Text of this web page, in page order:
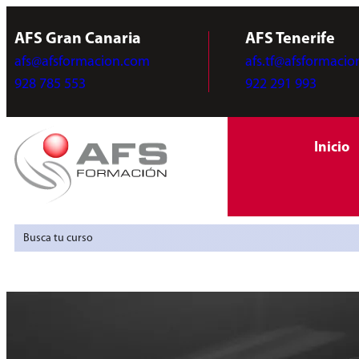
AFS Gran Canaria
afs@afsformacion.com
928 785 553
AFS Tenerife
922 291 993
Inicio